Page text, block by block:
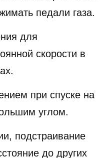
педали газа.
для
скорости в
при спуске на
углом.
подстраивание
до других